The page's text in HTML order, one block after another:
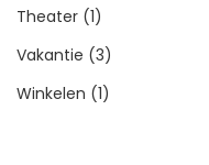
Theater (1)
Vakantie (3)
Winkelen (1)